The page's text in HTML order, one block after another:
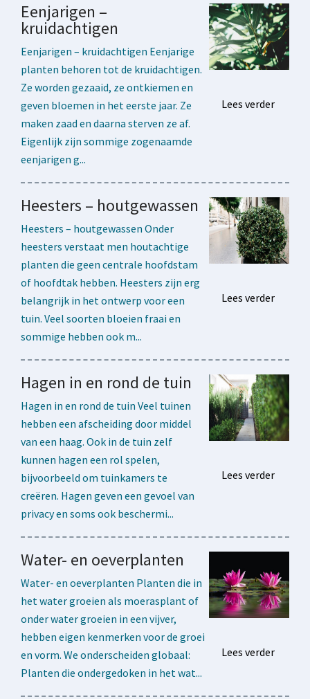
Eenjarigen –
kruidachtigen
Eenjarigen – kruidachtigen Eenjarige
planten behoren tot de kruidachtigen.
Ze worden gezaaid, ze ontkiemen en
geven bloemen in het eerste jaar. Ze
maken zaad en daarna sterven ze af.
Eigenlijk zijn sommige zogenaamde
eenjarigen g...
Lees verder
Heesters – houtgewassen
Heesters – houtgewassen Onder
heesters verstaat men houtachtige
planten die geen centrale hoofdstam
of hoofdtak hebben. Heesters zijn erg
belangrijk in het ontwerp voor een
tuin. Veel soorten bloeien fraai en
sommige hebben ook m...
Lees verder
Hagen in en rond de tuin
Hagen in en rond de tuin Veel tuinen
hebben een afscheiding door middel
van een haag. Ook in de tuin zelf
kunnen hagen een rol spelen,
bijvoorbeeld om tuinkamers te
creëren. Hagen geven een gevoel van
privacy en soms ook beschermi...
Lees verder
Water- en oeverplanten
Water- en oeverplanten Planten die in
het water groeien als moerasplant of
onder water groeien in een vijver,
hebben eigen kenmerken voor de groei
en vorm. We onderscheiden globaal:
Planten die ondergedoken in het wat...
Lees verder